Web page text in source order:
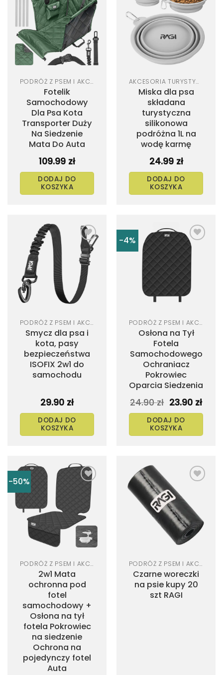
Dodaj
do
listy
życzeń
PODRÓŻ Z PSEM I AKCESORIA SAMOCHODOWE
Fotelik
Samochodowy
Dla Psa Kota
Transporter Duży
Na Siedzenie
Mata Do Auta
109.99 zł
DODAJ DO
KOSZYKA
Dodaj
do
listy
życzeń
AKCESORIA TURYSTYCZNE DLA PSA
Miska dla psa
składana
turystyczna
silikonowa
podróżna 1L na
wodę karmę
24.99 zł
DODAJ DO
KOSZYKA
Dodaj
do
listy
życzeń
PODRÓŻ Z PSEM I AKCESORIA SAMOCHODOWE
Smycz dla psa i
kota, pasy
bezpieczeństwa
ISOFIX 2w1 do
samochodu
29.90 zł
DODAJ DO
KOSZYKA
-4%
Dodaj
do
listy
życzeń
PODRÓŻ Z PSEM I AKCESORIA SAMOCHODOWE
Osłona na Tył
Fotela
Samochodowego
Ochraniacz
Pokrowiec
Oparcia Siedzenia
24.90zł Pierwotna
cena
wynosiła:
24.90 zł.
23.90 zł
cena
DODAJ DO
KOSZYKA
-50%
Dodaj
listy
życzeń
PODRÓŻ Z PSEM I AKCESORIA SAMOCHODOWE
2w1 Mata
ochronna pod
fotel
samochodowy +
Osłona na tył
fotela Pokrowiec
na siedzenie
Ochrona na
pojedynczy fotel
Auta
listy
życzeń
PODRÓŻ Z PSEM I AKCESORIA SAMOCHODOWE
Czarne woreczki
na psie kupy 20
szt RAGI